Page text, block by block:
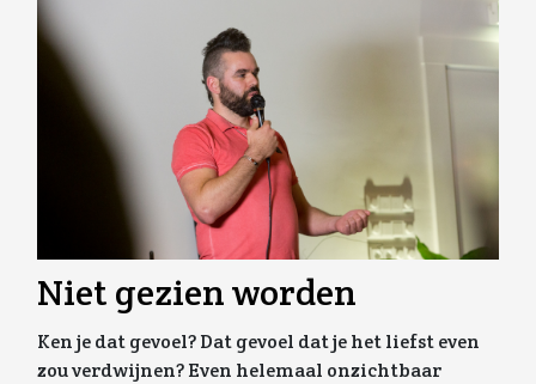
Niet gezien worden
Ken je dat gevoel? Dat gevoel dat je het liefst even
zou verdwijnen? Even helemaal onzichtbaar